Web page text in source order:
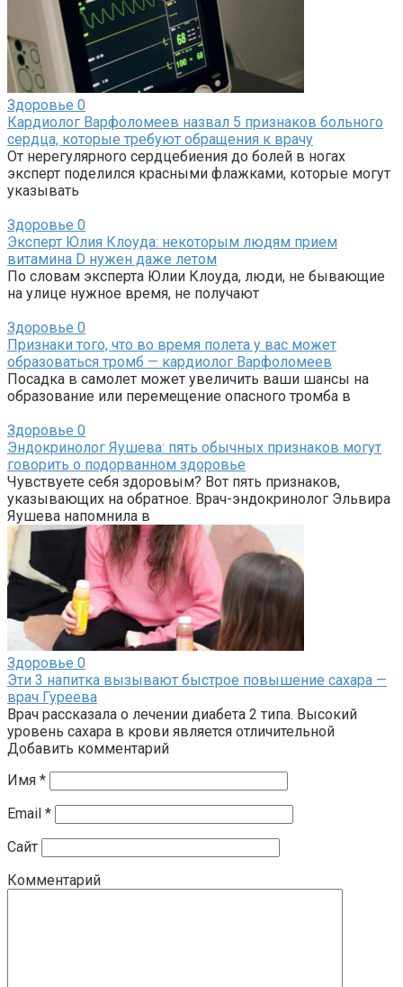
Здоровье 0
Кардиолог Варфоломеев назвал 5 признаков больного
сердца, которые требуют обращения к врачу
От нерегулярного сердцебиения до болей в ногах
эксперт поделился красными флажками, которые могут
указывать
Здоровье 0
Эксперт Юлия Клоуда: некоторым людям прием
витамина D нужен даже летом
По словам эксперта Юлии Клоуда, люди, не бывающие
на улице нужное время, не получают
Здоровье 0
Признаки того, что во время полета у вас может
образоваться тромб — кардиолог Варфоломеев
Посадка в самолет может увеличить ваши шансы на
образование или перемещение опасного тромба в
Здоровье 0
Эндокринолог Яушева: пять обычных признаков могут
говорить о подорванном здоровье
Чувствуете себя здоровым? Вот пять признаков,
указывающих на обратное. Врач-эндокринолог Эльвира
Яушева напомнила в
Здоровье 0
Эти 3 напитка вызывают быстрое повышение сахара —
врач Гуреева
Врач рассказала о лечении диабета 2 типа. Высокий
уровень сахара в крови является отличительной
Добавить комментарий
Имя *
Email *
Сайт
Комментарий